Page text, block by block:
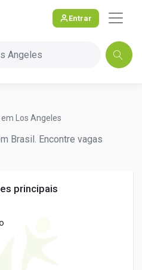
Entrar
Angeles
Los Angeles
Brasil. Encontre vagas
principais